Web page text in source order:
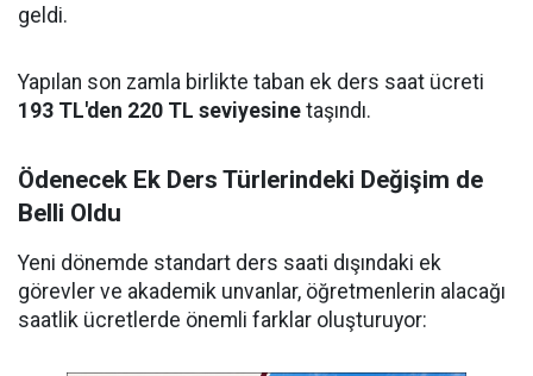
geldi.
Yapılan son zamla birlikte taban ek ders saat ücreti
193 TL'den 220 TL seviyesine taşındı.
Ödenecek Ek Ders Türlerindeki Değişim de
Belli Oldu
Yeni dönemde standart ders saati dışındaki ek
görevler ve akademik unvanlar, öğretmenlerin alacağı
saatlik ücretlerde önemli farklar oluşturuyor: